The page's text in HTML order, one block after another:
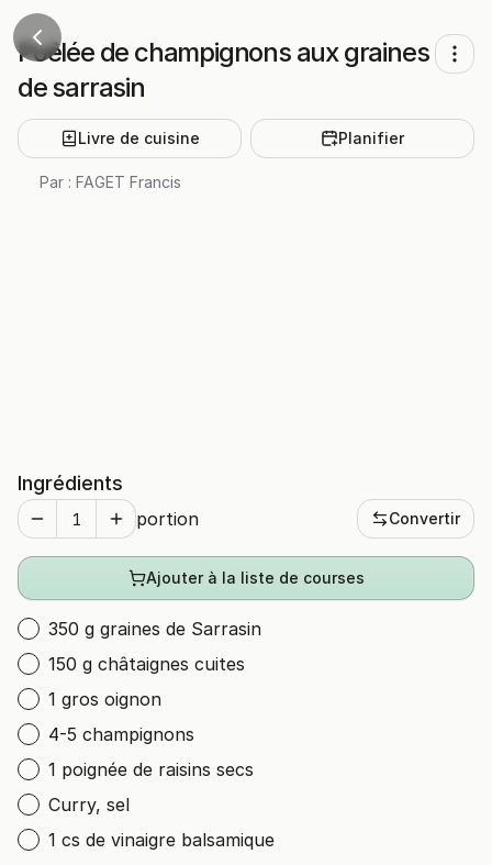
Poêlée de champignons aux graines
de sarrasin
Livre de cuisine Planifier
Par : FAGET Francis
Ingrédients
portion Convertir
Ajouter à la liste de courses
350 g graines de Sarrasin
150 g châtaignes cuites
1 gros oignon
4-5 champignons
1 poignée de raisins secs
Curry, sel
1 cs de vinaigre balsamique